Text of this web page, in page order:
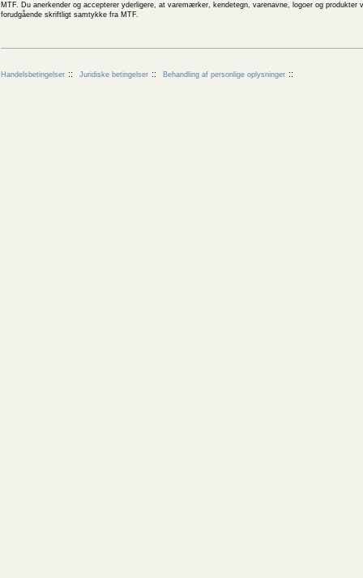
MTF. Du anerkender og accepterer yderligere, at varemærker, kendetegn, varenavne, logoer og
forudgående skriftligt samtykke fra MTF.
Handelsbetingelser Juridiske betingelser Behandling af personlige oplysninger